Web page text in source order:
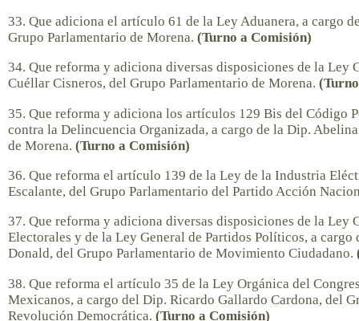
33. Que adiciona el artículo 61 de la Ley Aduanera, a cargo
Grupo Parlamentario de Morena. (Turno a Comisión)
34. Que reforma y adiciona diversas disposiciones de la Ley
Cuéllar Cisneros, del Grupo Parlamentario de Morena.
35. Que reforma y adiciona los artículos 129 Bis del Código
contra la Delincuencia Organizada, a cargo de la Dip.
de Morena. (Turno a Comisión)
36. Que reforma el artículo 139 de la Ley de la Industria
Escalante, del Grupo Parlamentario del Partido Acción
37. Que reforma y adiciona diversas disposiciones de la Ley
Electorales y de la Ley General de Partidos Políticos, a
Donald, del Grupo Parlamentario de Movimiento Ciudadano.
38. Que reforma el artículo 35 de la Ley Orgánica del
Mexicanos, a cargo del Dip. Ricardo Gallardo Cardona, del
Revolución Democrática. (Turno a Comisión)